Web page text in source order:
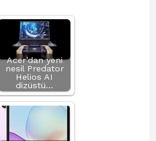
Acer’dan yeni
nesil Predator
Helios AI
dizüstü…